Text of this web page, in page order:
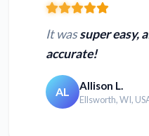
It wassuper easy,
accurate!
AL Allison L.
Ellsworth, WI,